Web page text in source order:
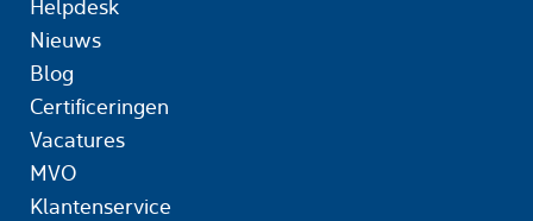
Helpdesk
Nieuws
Blog
Certificeringen
Vacatures
MVO
Klantenservice